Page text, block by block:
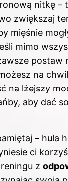
nitkę –
zwiększaj
mięśnie
mimo
postaw
na
na lżejszy
aby dać
– hula
ci
z